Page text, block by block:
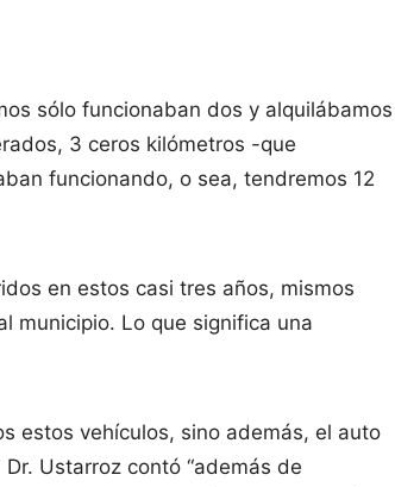
sólo funcionaban dos y alquilábamos
3 ceros kilómetros -que
funcionando, o sea, tendremos 12
en estos casi tres años, mismos
municipio. Lo que significa una
estos vehículos, sino además, el auto
Ustarroz contó “además de